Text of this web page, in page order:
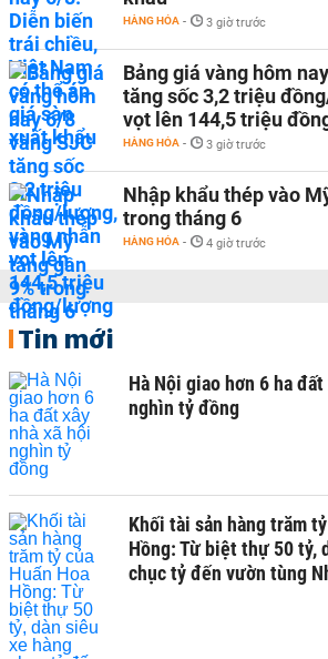
HÀNG HÓA - 3 giờ trước
Bảng giá vàng hôm
tăng sốc 3,2 triệu
vọt lên 144,5 triệu
HÀNG HÓA - 3 giờ trước
Nhập khẩu thép vào
trong tháng 6
HÀNG HÓA - 4 giờ trước
Tin mới
Hà Nội giao hơn 6 ha
nghìn tỷ đồng
Khối tài sản hàng trăm
Hồng: Từ biệt thự 50 tỷ,
chục tỷ đến vườn tùng